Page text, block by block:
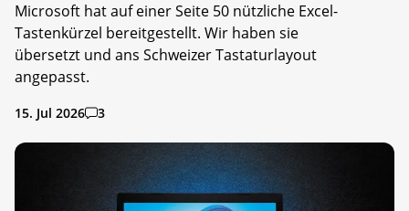
Microsoft hat auf einer Seite 50 nützliche Excel-
Tastenkürzel bereitgestellt. Wir haben sie
übersetzt und ans Schweizer Tastaturlayout
angepasst.
15. Jul 2026 3